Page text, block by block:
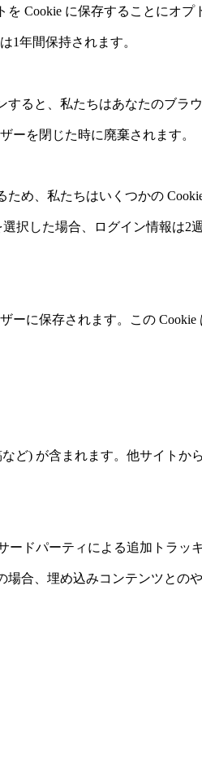
Cookie に保存することにオ
1年間保持されます。
ると、私たちはあなたのブラ
ーを閉じた時に廃棄されます。
め、私たちはいくつかの
択した場合、ログイン情報は2
ーに保存されます。この
ど) が含まれます。他サイト
ードパーティによる追加トラ
合、埋め込みコンテンツとの